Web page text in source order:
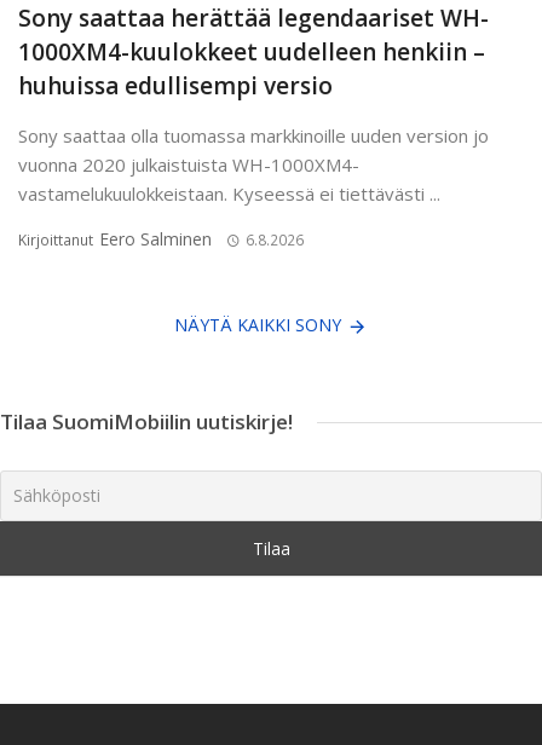
Sony saattaa herättää legendaariset WH-
1000XM4-kuulokkeet uudelleen henkiin –
huhuissa edullisempi versio
Sony saattaa olla tuomassa markkinoille uuden version jo
vuonna 2020 julkaistuista WH-1000XM4-
vastamelukuulokkeistaan. Kyseessä ei tiettävästi ...
Kirjoittanut Eero Salminen 6.8.2026
NÄYTÄ KAIKKI SONY
Tilaa SuomiMobiilin uutiskirje!